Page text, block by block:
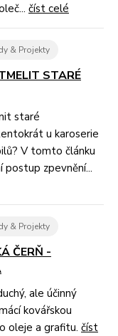
číst celé
& Projekty
STARÉ
staré
u karoserie
V tomto článku
zpevnění...
& Projekty
ČERŇ -
ale účinný
kovářskou
oleje a grafitu. číst